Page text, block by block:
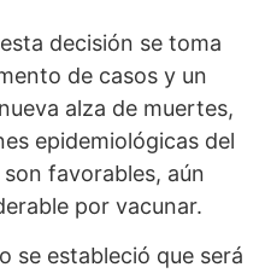
decisión se toma
de casos y un
alza de muertes,
epidemiológicas del
favorables, aún
por vacunar.
se estableció que será